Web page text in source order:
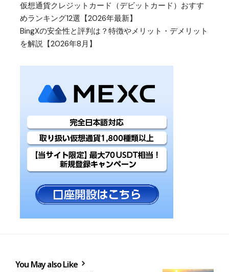
仮想通貨クレジットカード（デビットカード）おすす
めランキング12選【2026年最新】
BingXの安全性と評判は？特徴やメリット・デメリット
を解説【2026年8月】
You May also Like